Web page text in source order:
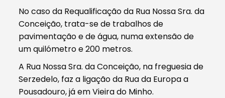
No caso da Requalificação da Rua Nossa Sra. da
Conceição, trata-se de trabalhos de
pavimentação e de água, numa extensão de
um quilómetro e 200 metros.
A Rua Nossa Sra. da Conceição, na freguesia de
Serzedelo, faz a ligação da Rua da Europa a
Pousadouro, já em Vieira do Minho.